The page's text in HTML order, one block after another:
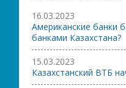
16.03.2023
Американские банки
банками Казахстана?
15.03.2023
Казахстанский ВТБ